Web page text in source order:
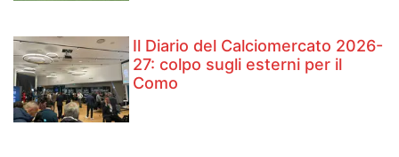
Il Diario del Calciomercato 2026-
27: colpo sugli esterni per il
Como